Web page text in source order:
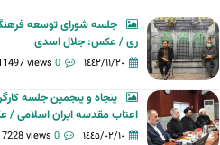
جلسه شورای توسعه
ری / عکس: جلال اسدی
١٤٤٢/١١/٢٠ 0 comments
views
پنجاه و پنجمین جلسه
اعتاب مقدسه ایران اسلامی
١٤٤٥/٠٢/١٠ 0 comments
7228 views